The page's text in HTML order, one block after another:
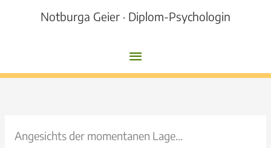
Notburga Geier · Diplom-Psychologin
Hauptmenü
Angesichts der momentanen Lage…